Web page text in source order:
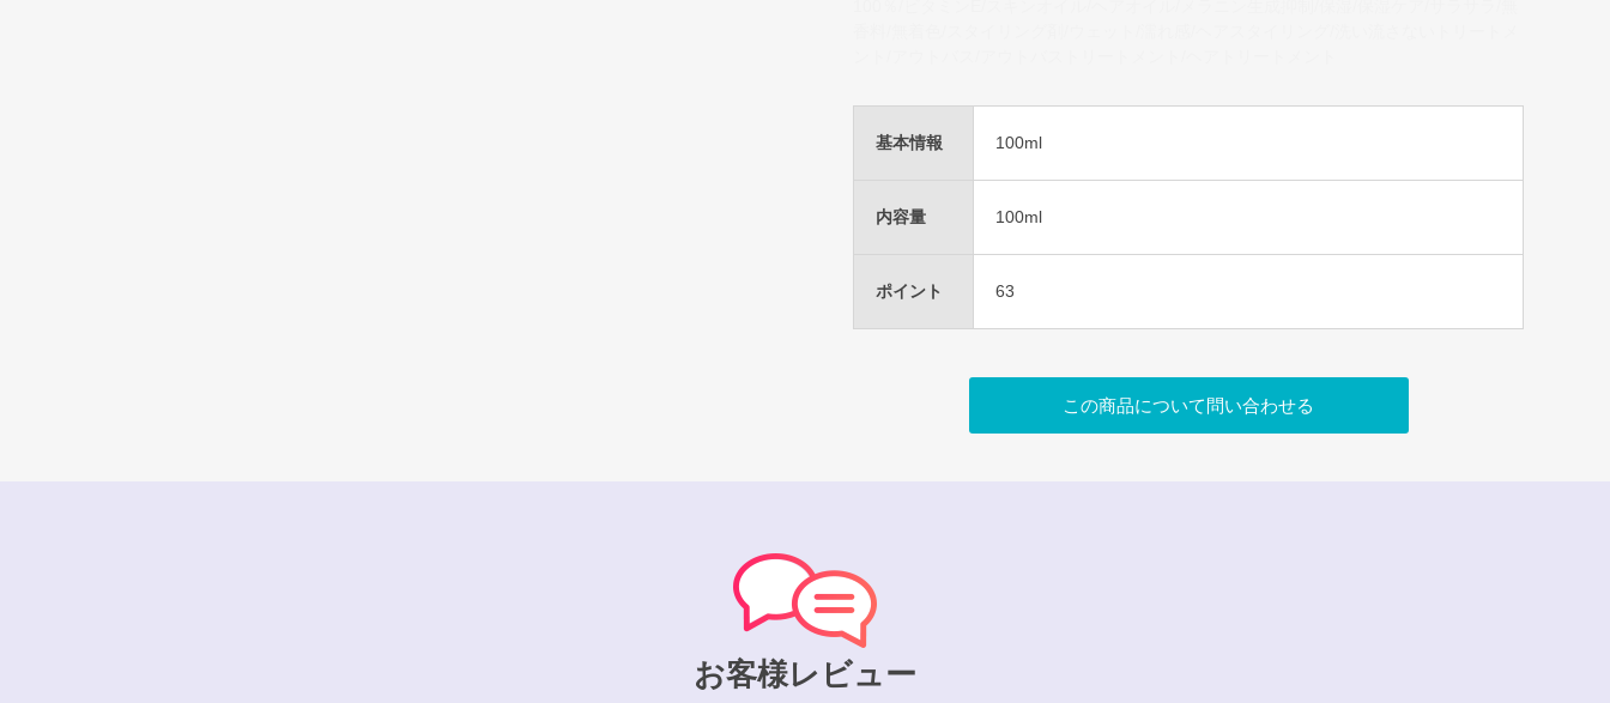
基本情報 100ml
内容量 100ml
ポイント 63
この商品について問い合わせる
お客様レビュー